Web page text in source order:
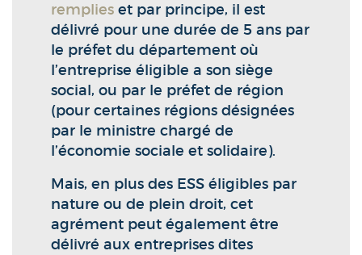
remplies et par principe, il est
délivré pour une durée de 5 ans par
le préfet du département où
l’entreprise éligible a son siège
social, ou par le préfet de région
(pour certaines régions désignées
par le ministre chargé de
l’économie sociale et solidaire).
Mais, en plus des ESS éligibles par
nature ou de plein droit, cet
agrément peut également être
délivré aux entreprises dites